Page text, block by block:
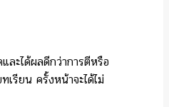
ละได้ผลดีกว่าการตีหรือ
เรียน ครั้งหน้าจะได้ไม่